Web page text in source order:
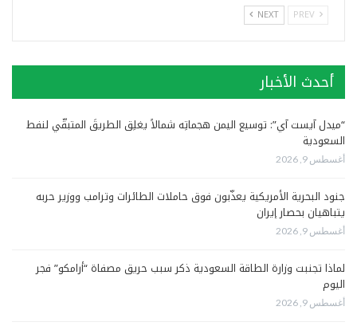
NEXT
أحدث الأخبار
“ميدل آيست آي”: توسيع اليمن هجماتِه شمالاً يغلِق الطريقَ المتبقّي لنفط
السعودية
أغسطس 9, 2026
جنود البحرية الأمريكية يعذّبون فوق حاملات الطائرات وترامب ووزير حربه
يتباهيان بحصار إيران
أغسطس 9, 2026
لماذا تجنبت وزارة الطاقة السعودية ذكر سبب حريق مصفاة “أرامكو” فجر
اليوم
أغسطس 9, 2026